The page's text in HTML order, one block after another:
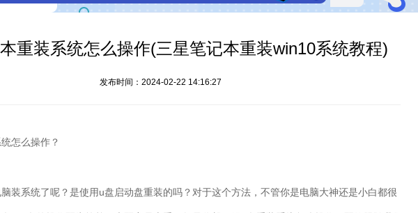
重装系统怎么操作(三星笔记本重装win10系统教程)
发布时间：2024-02-22 14:16:27
怎么操作？
装系统了呢？是使用u盘启动盘重装的吗？对于这个方法，不管你是电脑大神还是小白都很